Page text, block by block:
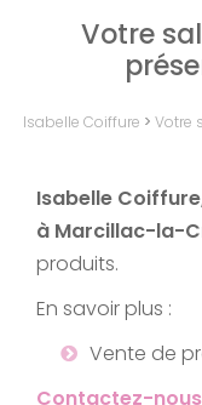
Votre
Isabelle Coiffure > Votre
Isabelle
à Marcillac-la-
produits.
En savoir plus :
Vente de
Contactez-nous